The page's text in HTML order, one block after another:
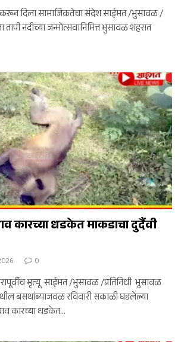
करून दिला सामाजिकतेचा संदेश साईमत /भुसावळ /
तापी नदीच्या जन्मोत्सवानिमित्त भुसावळ शहरात
कारच्या धडकेत माकडाचा दुर्दैवी
0
मृत्यू साईमत /भुसावळ /प्रतिनिधी भुसावळ
बसथांब्याजवळ रविवारी सकाळी घडलेल्या
कारच्या धडकेत…